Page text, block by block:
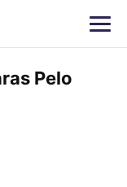
Pelo